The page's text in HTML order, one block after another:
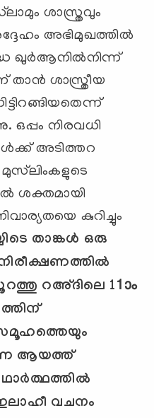
ശാസ്ത്രവും
അഭിമുഖത്തില്‍
ഖുര്‍ആനില്‍നിന്ന്
ശാസ്ത്രീയ
നിരവധി
അടിത്തറ
ശക്തമായി
കുറിച്ചും
താങ്കള്‍ ഒരു
റഅ്ദിലെ 11ാം
ആയത്ത്
വചനം